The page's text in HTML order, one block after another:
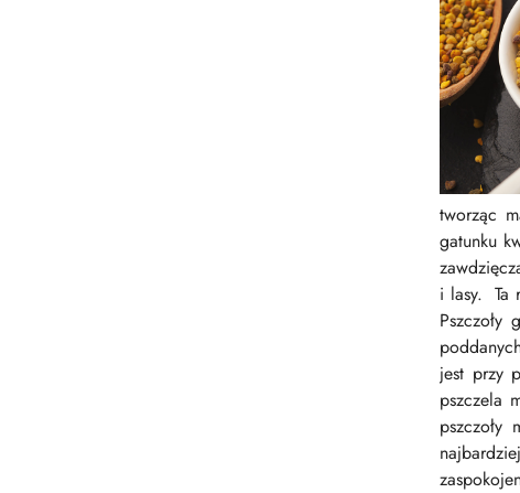
tworząc
gatunku
i lasy. Ta
jest przy
pszczela